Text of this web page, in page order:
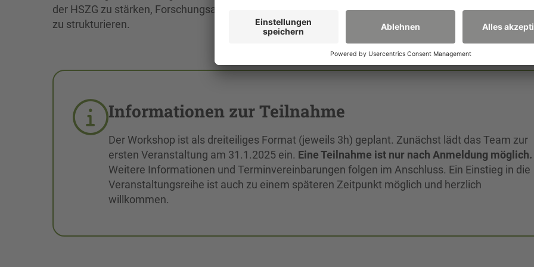
der HSZG zu stärken, Forschungsanlässe für Nachhaltigkeitsfragen zu entwickeln und die
zu strukturieren.
Informationen zur Teilnahme
Der Workshop ist als dreiteiliges Format (jeweils 3h) geplant. Zunächst lädt das Team zur
ersten Veranstaltung am 31.1.2025 ein. Eine Teilnahme ist nur nach Anmeldung möglich.
Weitere Informationen und Terminvereinbarungen folgen im Anschluss. Ein Einstieg in die
Veranstaltungsreihe ist auch zu einem späteren Zeitpunkt möglich und herzlich
willkommen.